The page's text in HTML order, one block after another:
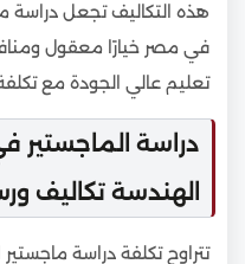
هذه التكاليف تجعل دراسة
في مصر خيارًا معقول
تعليم عالي الجودة مع
دراسة الماجستير
الهندسة تكاليف
تتراوح تكلفة دراسة